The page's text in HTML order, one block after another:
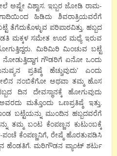
ಅಷ್ಟೇ ವಿಶ್ವಾಸ. ಇಬ್ಬರ ಜೋಡಿ ರಾಮ-
ಹಿಡಿದು ಶಿವರಾತ್ರಿಯವರೆಗೆ
ತೆಗೆದುಕೊಳ್ಳುವ ಪರಿಪಾಠವಿತ್ತು. ಹಬ್ಬದ
ಮಕ್ಕಳ ಸಮೇತ ಊರ ಮಧ್ಯೆ ಇರುವ
ಮಿರಿಮಿರಿ ಮಿಂಚುವ ಬಟ್ಟೆ
ನೋಡುತ್ತಿದ್ದಾಗ ಗೌಡರಿಗೆ ಏನೋ ಒಂದು
ಪ್ರತಿಷ್ಠೆ ಹೆಚ್ಚುವುದು’ ಎಂದು
ನಂಬಿಕೆಗೋ ಅಥವಾ ತಮ್ಮ ಹೊಸ
ದಿನ ದೇವಸ್ಥಾನಕ್ಕೆ ಹೋಗುವುದು
ಮತ್ತೊಂದು ಒಣಪ್ರತಿಷ್ಠೆ ಇತ್ತು.
ಬಟ್ಟೆಯನ್ನು ಮುಂದಿನ ಹಬ್ಬದವರೆಗೆ
ತಮ್ಮ ಬಂಟ ಕೆಂಪಣ್ಣನ ಕುಟುಂಬಕ್ಕೆ
ಪಂಚೆ ಕೆಂಪಣ್ಣನಿಗೆ, ರೇಷ್ಮೆ ಹೊರತುಪಡಿಸಿ
ಮರಿಗೌಡನ ಪ್ಯಾಂಟ್ ಶರ್ಟು